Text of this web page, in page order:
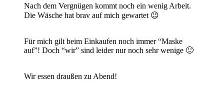
Nach dem Vergnügen kommt noch ein wenig Arbeit.
Die Wäsche hat brav auf mich gewartet 😉
Für mich gilt beim Einkaufen noch immer “Maske
auf”! Doch “wir” sind leider nur noch sehr wenige 🙁
Wir essen draußen zu Abend!